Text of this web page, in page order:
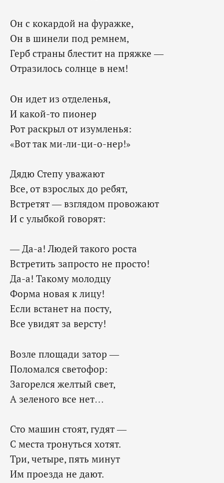
Он с кокардой на фуражке,
Он в шинели под ремнем,
Герб страны блестит на пряжке —
Отразилось солнце в нем!
Он идет из отделенья,
И какой-то пионер
Рот раскрыл от изумленья:
«Вот так ми-ли-ци-о-нер!»
Дядю Степу уважают
Все, от взрослых до ребят,
Встретят — взглядом провожают
И с улыбкой говорят:
— Да-а! Людей такого роста
Встретить запросто не просто!
Да-а! Такому молодцу
Форма новая к лицу!
Если встанет на посту,
Все увидят за версту!
Возле площади затор —
Поломался светофор:
Загорелся желтый свет,
А зеленого все нет…
Сто машин стоят, гудят —
С места тронуться хотят.
Три, четыре, пять минут
Им проезда не дают.